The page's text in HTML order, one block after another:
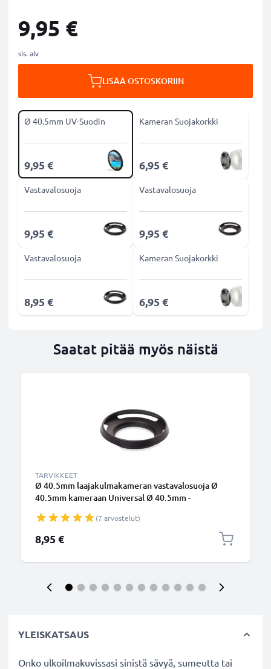
9,95 €
sis. alv
LISÄÄ OSTOSKORIIN
Ø 40.5mm UV-Suodin
9,95 €
Kameran Suojakorkki
6,95 €
Vastavalosuoja
9,95 €
Vastavalosuoja
9,95 €
Vastavalosuoja
8,95 €
Kameran Suojakorkki
6,95 €
Saatat pitää myös näistä
TARVIKKEET
Ø 40.5mm laajakulmakameran vastavalosuoja Ø
40.5mm kameraan Universal Ø 40.5mm -
vastavalosuoja tuotemerkiltä CELLONIC
(7 arvostelut)
8,95 €
YLEISKATSAUS
Onko ulkoilmakuvissasi sinistä sävyä, sumeutta tai